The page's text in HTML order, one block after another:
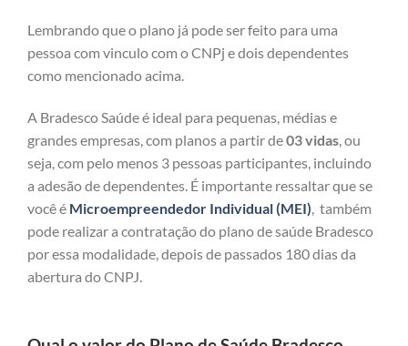
Lembrando que o plano já pode ser feito para uma
pessoa com vinculo com o CNPj e dois dependentes
como mencionado acima.
A Bradesco Saúde é ideal para pequenas, médias e
grandes empresas, com planos a partir de03 vidas, ou
seja, com pelo menos 3 pessoas participantes, incluindo
a adesão de dependentes. É importante ressaltar que se
você é Microempreendedor Individual (MEI), também
pode realizar a contratação do plano de saúde Bradesco
por essa modalidade, depois de passados 180 dias da
abertura do CNPJ.